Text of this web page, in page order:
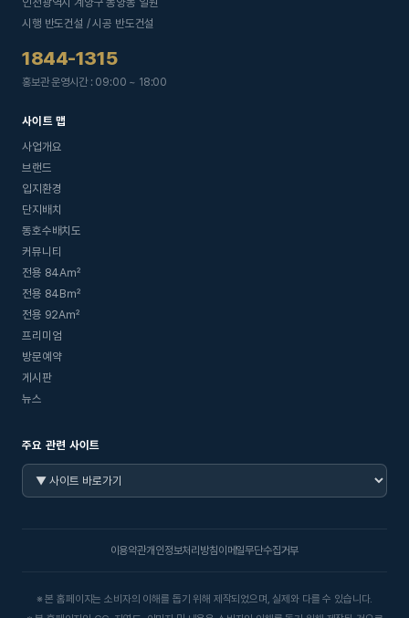
시행 반도건설 / 시공 반도건설
1844-1315
홍보관 운영시간 : 09:00 ~ 18:00
사이트 맵
사업개요
브랜드
입지환경
단지배치
동호수배치도
커뮤니티
전용 84A㎡
전용 84B㎡
전용 92A㎡
프리미엄
방문예약
게시판
뉴스
주요 관련 사이트
이용약관개인정보처리방침이메일무단수집거부
※ 본 홈페이지는 소비자의 이해를 돕기 위해 제작되었으며, 실제와 다를 수 있습니다.